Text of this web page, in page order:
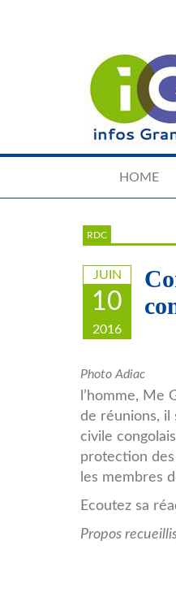
HOME
RDC
JUIN
10
2016
Me
Georges
Photo Adiac
l’homme, Me
de réunions, il
civile
protection
les membres
Ecoutez sa
Propos